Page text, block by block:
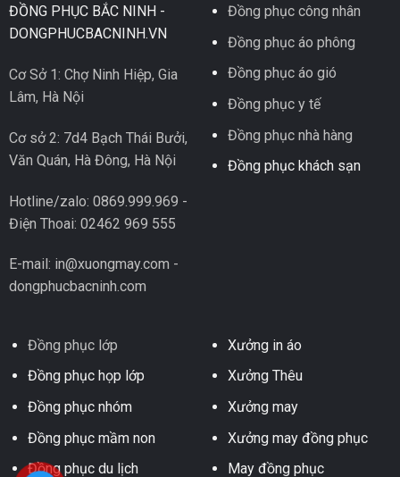
ĐỒNG PHỤC BẮC NINH -
DONGPHUCBACNINH.VN
Cơ Sở 1: Chợ Ninh Hiệp, Gia
Lâm, Hà Nội
Cơ sở 2: 7d4 Bạch Thái Bưởi,
Văn Quán, Hà Đông, Hà Nội
Hotline/zalo: 0869.999.969 -
Điện Thoai: 02462 969 555
E-mail: in@xuongmay.com -
dongphucbacninh.com
Đồng phục công nhân
Đồng phục áo phông
Đồng phục áo gió
Đồng phục y tế
Đồng phục nhà hàng
Đồng phục khách sạn
Đồng phục lớp
Đồng phục họp lớp
Đồng phục nhóm
Đồng phục mầm non
Đồng phục du lịch
Xưởng in áo
Xưởng Thêu
Xưởng may
Xưởng may đồng phục
May đồng phục